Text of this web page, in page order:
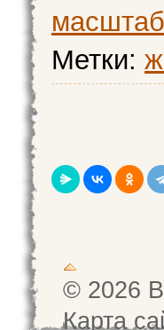
Метки:
© 2026
Карта